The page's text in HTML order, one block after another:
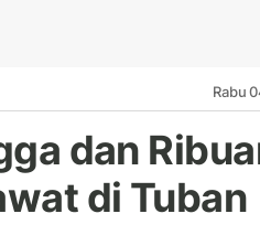
Rabu
dan
di Tuban